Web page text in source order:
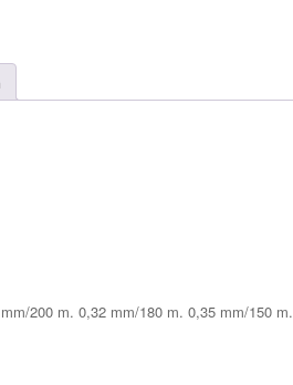
200 m. 0,32 mm/180 m. 0,35 mm/150 m.